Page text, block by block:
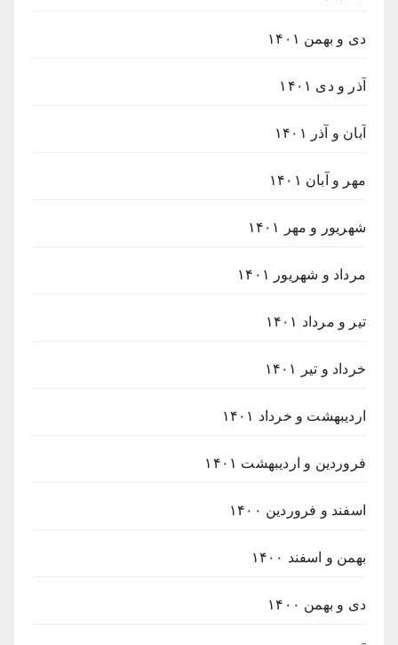
دی و بهمن ۱۴۰۱
آذر و دی ۱۴۰۱
آبان و آذر ۱۴۰۱
مهر و آبان ۱۴۰۱
شهریور و مهر ۱۴۰۱
مرداد و شهریور ۱۴۰۱
تیر و مرداد ۱۴۰۱
خرداد و تیر ۱۴۰۱
اردیبهشت و خرداد ۱۴۰۱
فروردین و اردیبهشت ۱۴۰۱
اسفند و فروردین ۱۴۰۰
بهمن و اسفند ۱۴۰۰
دی و بهمن ۱۴۰۰